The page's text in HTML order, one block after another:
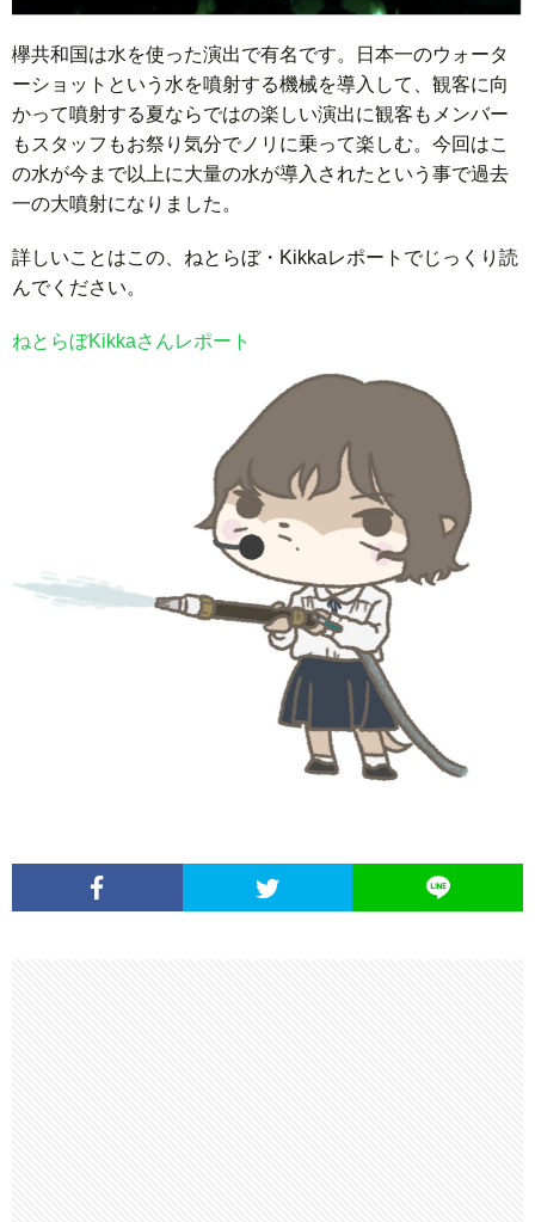
欅共和国は水を使った演出で有名です。日本一のウォータ
ーショットという水を噴射する機械を導入して、観客に向
かって噴射する夏ならではの楽しい演出に観客もメンバー
もスタッフもお祭り気分でノリに乗って楽しむ。今回はこ
の水が今まで以上に大量の水が導入されたという事で過去
一の大噴射になりました。
詳しいことはこの、ねとらぼ・Kikkaレポートでじっくり読
んでください。
ねとらぼKikkaさんレポート